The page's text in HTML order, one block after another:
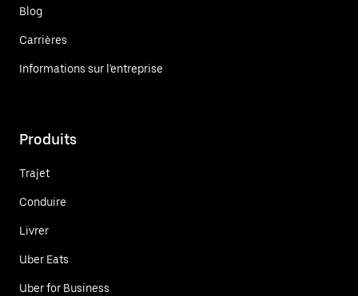
Blog
Carrières
Informations sur l'entreprise
Produits
Trajet
Conduire
Livrer
Uber Eats
Uber for Business